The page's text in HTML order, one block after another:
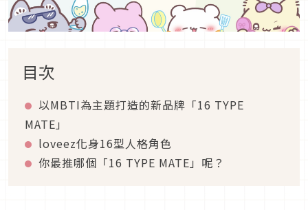
目次
以MBTI為主題打造的新品牌「16 TYPE
MATE」
loveez化身16型人格角色
你最推哪個「16 TYPE MATE」呢？